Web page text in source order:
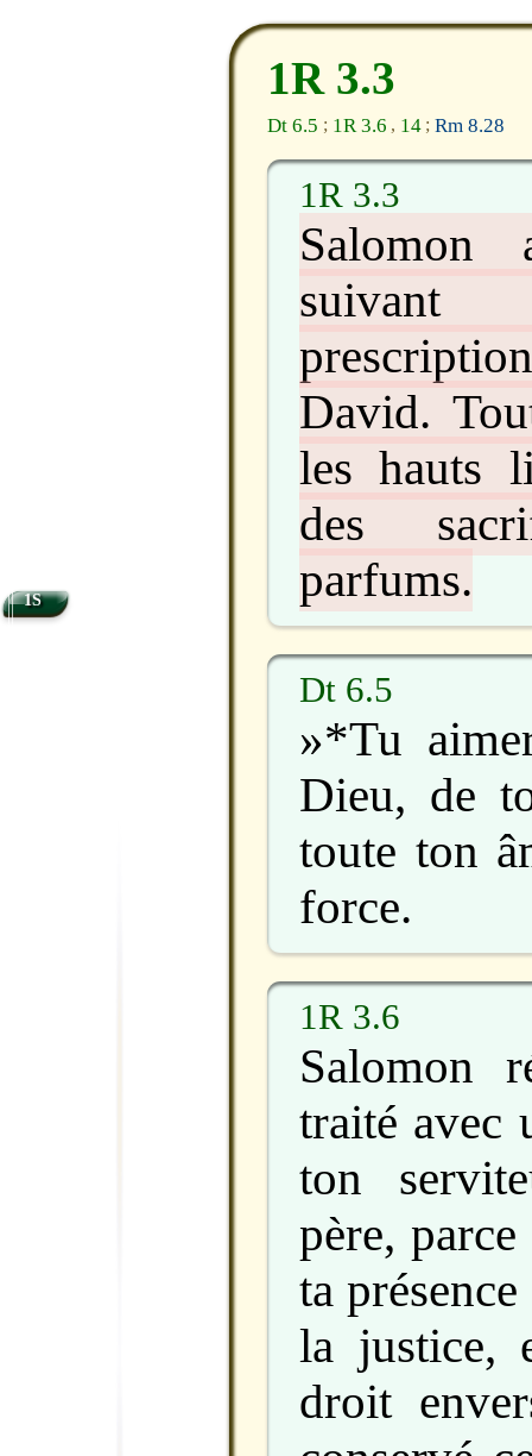
1R 3.3
Dt 6.5 ; 1R 3.6 , 14 ;Rm 8.28
1R 3.3
Salomon
David.
les hauts
des
parfums.
Dt 6.5
»*Tu
Dieu, de
toute ton
force.
1R 3.6
Salomon
traité avec
ton
père,
ta
la justice,
droit
1S